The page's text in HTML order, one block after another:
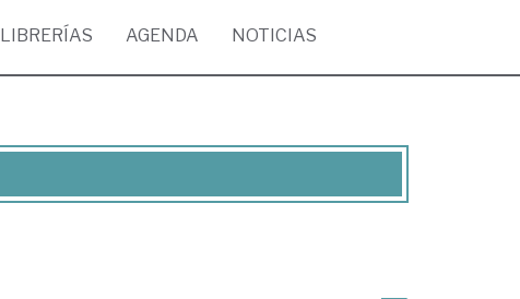
LIBRERÍAS AGENDA NOTICIAS